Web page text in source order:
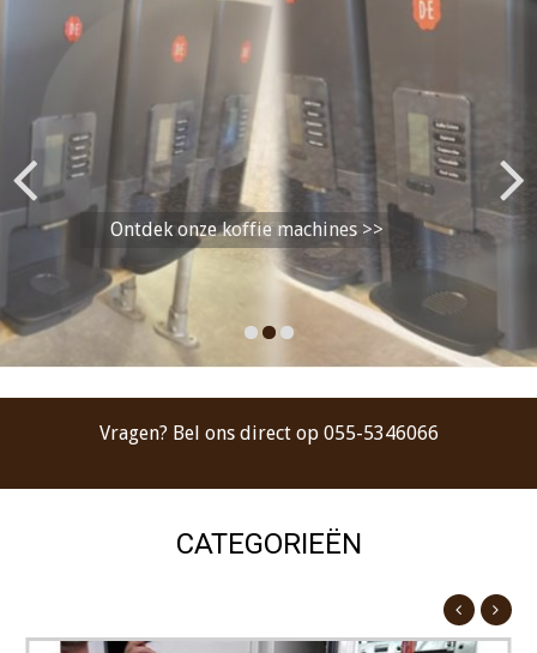
Bekijk nu onze koffie >>
Ontdek onze koffie machines >>
Vragen? Bel ons direct op 055-5346066
CATEGORIEËN